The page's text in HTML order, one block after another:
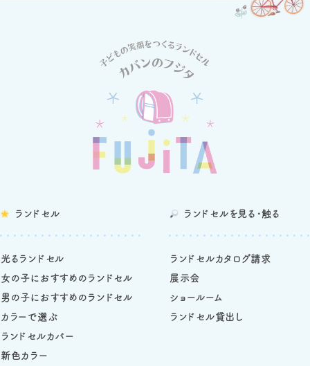
ランドセル
光るランドセル
女の子におすすめのランドセル
男の子におすすめのランドセル
カラーで選ぶ
ランドセルカバー
新色カラー
ランドセルを 見る・触る
ランドセルカタログ請求
展示会
ショールーム
ランドセル貸出し